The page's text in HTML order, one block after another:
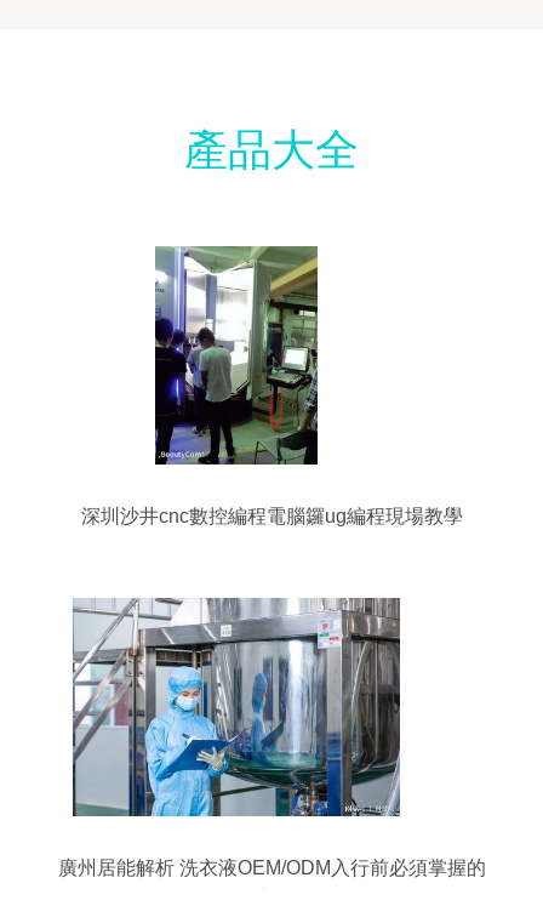
產品大全
深圳沙井cnc數控編程電腦鑼ug編程現場教學
廣州居能解析 洗衣液OEM/ODM入行前必須掌握的